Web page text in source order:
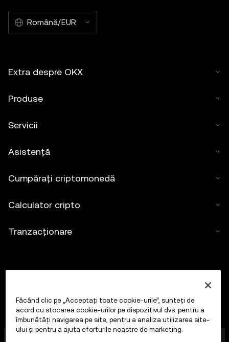
Română/EUR
Extra despre OKX
Produse
Servicii
Asistență
Cumpărați criptomonedă
Calculator cripto
Tranzacționare
Făcând clic pe „Acceptați toate cookie-urile”, sunteți de
acord cu stocarea cookie-urilor pe dispozitivul dvs. pentru a
îmbunătăți navigarea pe site, pentru a analiza utilizarea site-
ului și pentru a ajuta eforturile noastre de marketing.